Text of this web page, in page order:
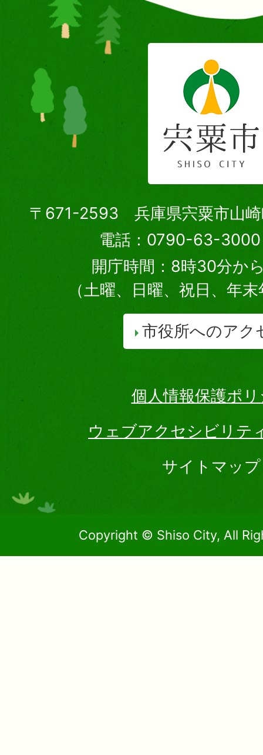
〒671-2593 兵庫県宍粟市山崎
電話：0790-63-3000
開庁時間：8時30分か
（土曜、日曜、祝日、年
市役所へのアク
個人情報保護ポ
ウェブアクセシビリテ
サイトマップ
Copyright © Shiso City, All